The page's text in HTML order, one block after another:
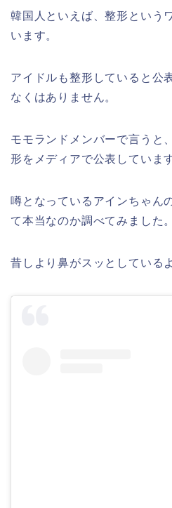
韓国人といえば、整形という
います。
アイドルも整形していると公
なくはありません。
モモランドメンバーで言うと
形をメディアで公表していま
噂となっているアインちゃん
て本当なのか調べてみました。
昔しより鼻がスッとしている